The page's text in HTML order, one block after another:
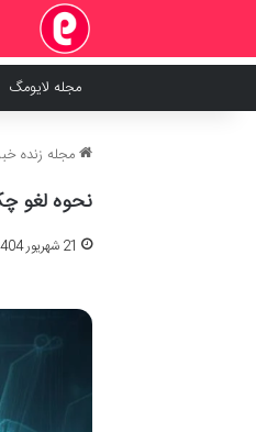
مجله لایومگ
مجله زنده
نحوه لغو
21 شهریور 1404